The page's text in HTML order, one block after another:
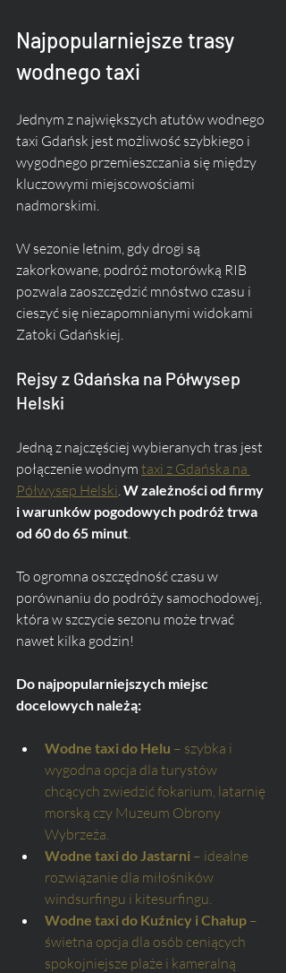
Najpopularniejsze trasy
wodnego taxi
Jednym z największych atutów wodnego
taxi Gdańsk jest możliwość szybkiego i
wygodnego przemieszczania się między
kluczowymi miejscowościami
nadmorskimi.
W sezonie letnim, gdy drogi są
zakorkowane, podróż motorówką RIB
pozwala zaoszczędzić mnóstwo czasu i
cieszyć się niezapomnianymi widokami
Zatoki Gdańskiej.
Rejsy z Gdańska na Półwysep
Helski
Jedną z najczęściej wybieranych tras jest
połączenie wodnym taxi z Gdańska na
Półwysep Helski W zależności od firmy
i warunków pogodowych podróż trwa
od 60 do 65 minut
To ogromna oszczędność czasu w
porównaniu do podróży samochodowej,
która w szczycie sezonu może trwać
nawet kilka godzin!
Do najpopularniejszych miejsc
docelowych należą:
Wodne taxi do Helu – szybka i
wygodna opcja dla turystów
chcących zwiedzić fokarium, latarnię
morską czy Muzeum Obrony
Wybrzeża.
Wodne taxi do Jastarni – idealne
rozwiązanie dla miłośników
windsurfingu i kitesurfingu.
Wodne taxi do Kuźnicy i Chałup –
świetna opcja dla osób ceniących
spokojniejsze plaże i kameralną